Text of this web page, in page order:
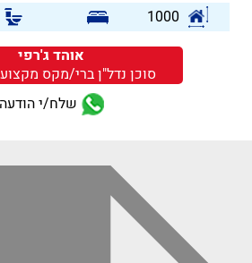
1000
אוהד ג'רפי
סוכן נדל"ן ברי/מקס
שלח/י הודעה